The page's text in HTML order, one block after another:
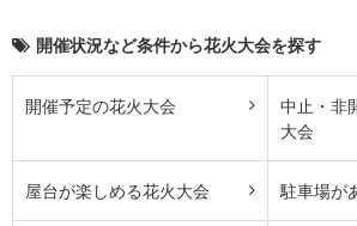
開催状況など条件から花火大会を探す
開催予定の花火大会
中止・非
大会
屋台が楽しめる花火大会 駐車場が